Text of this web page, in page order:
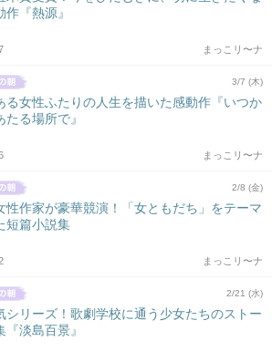
作『熱源』
まっこリ〜ナ
3/7 (木)
る女性ふたりの人生を描いた感動作『いつか
たる場所で』
まっこリ〜ナ
2/8 (金)
性作家が豪華競演！「女ともだち」をテーマ
短篇小説集
まっこリ〜ナ
2/21 (水)
シリーズ！歌劇学校に通う少女たちのストー
『淡島百景』